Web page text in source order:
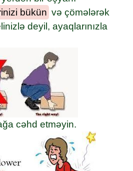
bükün və çömələrək
deyil, ayaqlarınızla
cəhd etməyin.